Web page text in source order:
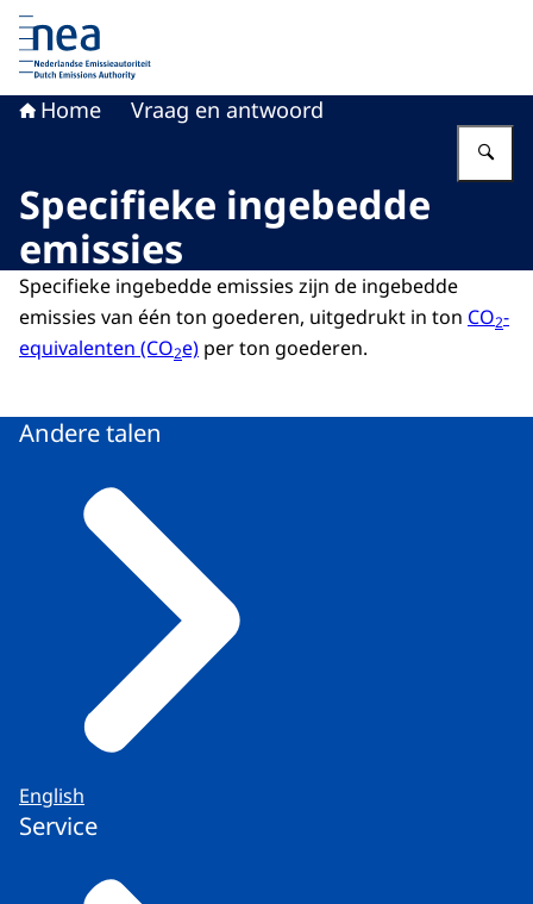
Naar de homepage van Nederlandse Emissieautoriteit
Home Vraag en antwoord
Specifieke ingebedde
emissies
Specifieke ingebedde emissies zijn de ingebedde
emissies van één ton goederen, uitgedrukt in ton CO2-
equivalenten (CO2e) per ton goederen.
Andere talen
English
Service